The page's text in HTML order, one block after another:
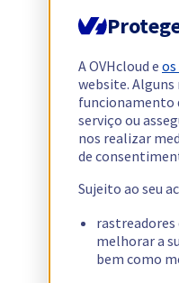
A OVHcloud e os
website.
funcionamento
serviço ou
nos realizar
de
Sujeito ao seu
rastreadores
melhorar a
bem como